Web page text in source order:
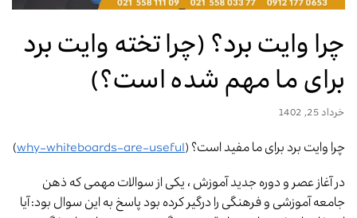
چرا وایت برد؟ (چرا تخته وایت برد
برای ما مهم شده است؟)
خرداد 25, 1402
چرا وایت برد برای ما مفید است؟ (why-whiteboards-are-useful
)
در آغاز عصر و دوره جدید آموزش ، یکی از سوالات مهمی که ذهن
جامعه آموزشی و فرهنگی را درگیر کرده بود پاسخ به این سوال بود: آیا